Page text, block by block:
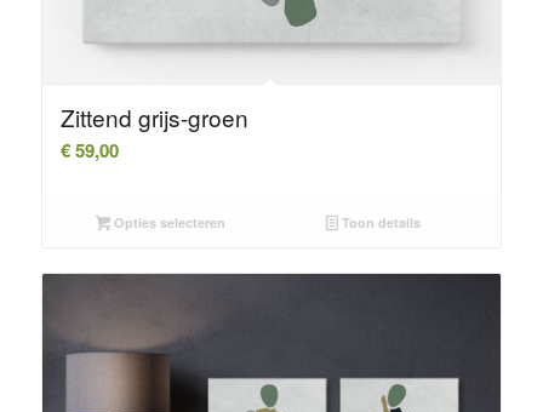
Zittend grijs-groen
€59,00
Opties selecteren Toon details